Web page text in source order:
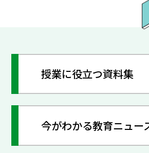
授業に役立つ資料集
今がわかる教育ニュー